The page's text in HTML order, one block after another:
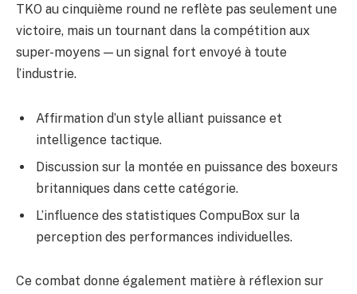
TKO au cinquième round ne reflète pas seulement une
victoire, mais un tournant dans la compétition aux
super-moyens — un signal fort envoyé à toute
l’industrie.
Affirmation d’un style alliant puissance et
intelligence tactique.
Discussion sur la montée en puissance des boxeurs
britanniques dans cette catégorie.
L’influence des statistiques CompuBox sur la
perception des performances individuelles.
Ce combat donne également matière à réflexion sur